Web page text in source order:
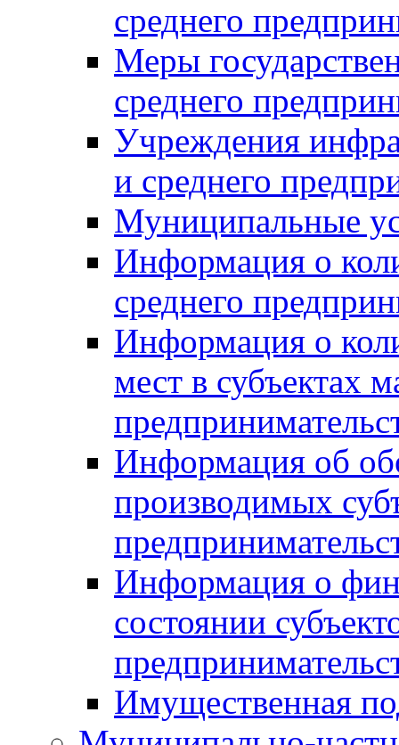
среднего
Меры
среднего
Учреждения
и среднего
Муниципальные
Информация о
среднего
Информация о
мест в субъектах
Информация об
производимых
Информация о
состоянии
Имущественная